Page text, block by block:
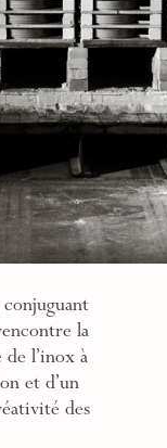
la
l’inox à
et d’un
des